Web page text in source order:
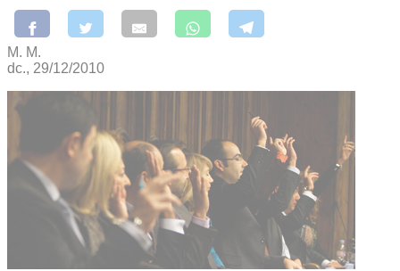
M. M.
dc., 29/12/2010